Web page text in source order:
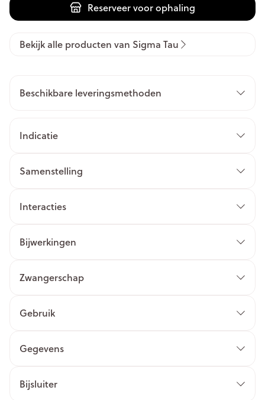
Reserveervoor ophaling
Bekijk alle producten van Sigma Tau
Beschikbare leveringsmethoden
Indicatie
Samenstelling
Interacties
Bijwerkingen
Zwangerschap
Gebruik
Gegevens
Bijsluiter